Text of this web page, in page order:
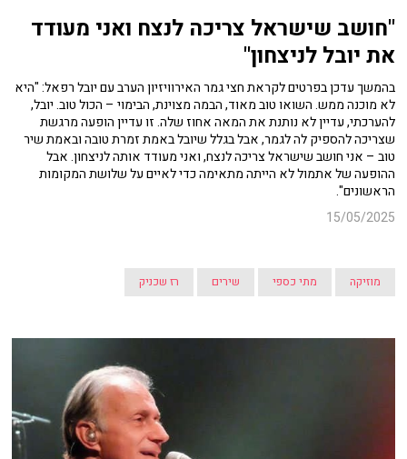
"חושב שישראל צריכה לנצח ואני מעודד
את יובל לניצחון"
בהמשך עדכן בפרטים לקראת חצי גמר האירוויזיון הערב עם יובל רפאל: "היא
לא מוכנה ממש. השואו טוב מאוד, הבמה מצוינת, הבימוי – הכול טוב. יובל,
להערכתי, עדיין לא נותנת את המאה אחוז שלה. זו עדיין הופעה מרגשת
שצריכה להספיק לה לגמר, אבל בגלל שיובל באמת זמרת טובה ובאמת שיר
טוב – אני חושב שישראל צריכה לנצח, ואני מעודד אותה לניצחון. אבל
ההופעה של אתמול לא הייתה מתאימה כדי לאיים על שלושת המקומות
הראשונים".
15/05/2025
מוזיקה מתי כספי שירים רז שכניק